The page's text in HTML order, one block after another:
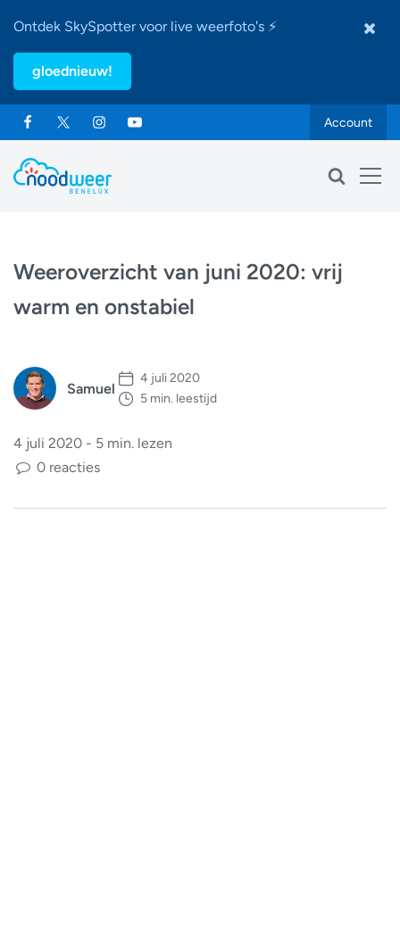
Ontdek SkySpotter voor live weerfoto's ⚡
gloednieuw!
Account
Weeroverzicht van juni 2020: vrij
warm en onstabiel
Samuel
4 juli 2020
5 min. leestijd
4 juli 2020 - 5 min. lezen
0 reacties